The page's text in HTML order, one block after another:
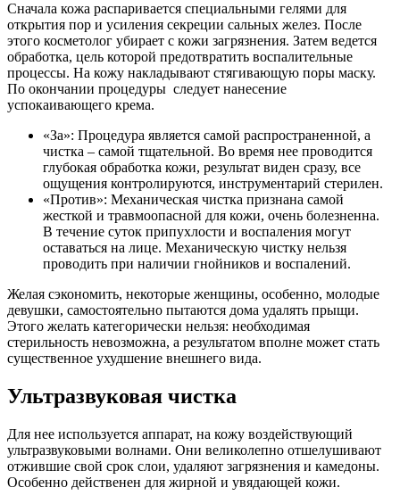
Сначала кожа распаривается специальными гелями для
открытия пор и усиления секреции сальных желез. После
этого косметолог убирает с кожи загрязнения. Затем ведется
обработка, цель которой предотвратить воспалительные
процессы. На кожу накладывают стягивающую поры маску.
По окончании процедуры следует нанесение
успокаивающего крема.
«За»: Процедура является самой распространенной, а
чистка – самой тщательной. Во время нее проводится
глубокая обработка кожи, результат виден сразу, все
ощущения контролируются, инструментарий стерилен.
«Против»: Механическая чистка признана самой
жесткой и травмоопасной для кожи, очень болезненна.
В течение суток припухлости и воспаления могут
оставаться на лице. Механическую чистку нельзя
проводить при наличии гнойников и воспалений.
Желая сэкономить, некоторые женщины, особенно, молодые
девушки, самостоятельно пытаются дома удалять прыщи.
Этого желать категорически нельзя: необходимая
стерильность невозможна, а результатом вполне может стать
существенное ухудшение внешнего вида.
Ультразвуковая чистка
Для нее используется аппарат, на кожу воздействующий
ультразвуковыми волнами. Они великолепно отшелушивают
отжившие свой срок слои, удаляют загрязнения и камедоны.
Особенно действенен для жирной и увядающей кожи.